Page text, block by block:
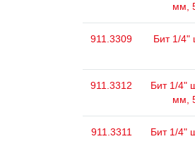
мм,
911.3309
Бит 1/4"
911.3312
Бит 1/4"
мм,
911.3311
Бит 1/4"